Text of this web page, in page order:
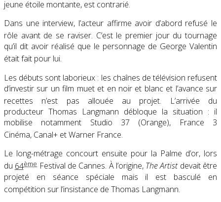
jeune étoile montante, est contrarié.
Dans une interview, l’acteur affirme avoir d’abord refusé le
rôle avant de se raviser. C’est le premier jour du tournage
qu’il dit avoir réalisé que le personnage de George Valentin
était fait pour lui.
Les débuts sont laborieux : les chaînes de télévision refusent
d’investir sur un film muet et en noir et blanc et l’avance sur
recettes n’est pas allouée au projet. L’arrivée du
producteur Thomas Langmann débloque la situation : il
mobilise notamment Studio 37 (Orange), France 3
Cinéma, Canal+ et Warner France.
Le long-métrage concourt ensuite pour la Palme d’or, lors
du 64ème Festival de Cannes. À l’origine, The Artistdevait être
projeté en séance spéciale mais il est basculé en
compétition sur l’insistance de Thomas Langmann.